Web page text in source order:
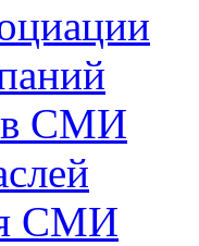
в СМИ
СМИ